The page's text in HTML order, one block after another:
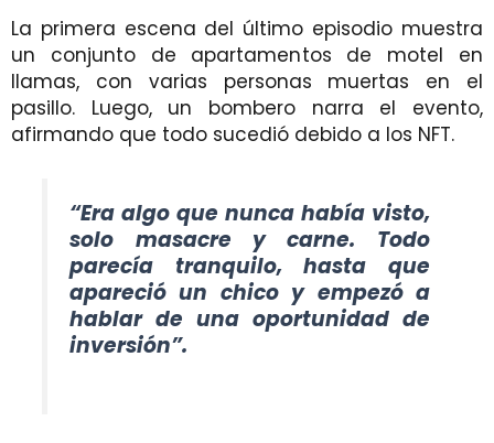
La primera escena del último episodio muestra
un conjunto de apartamentos de motel en
llamas, con varias personas muertas en el
pasillo. Luego, un bombero narra el evento,
afirmando que todo sucedió debido a los NFT.
“Era algo que nunca había visto,
solo masacre y carne. Todo
parecía tranquilo, hasta que
apareció un chico y empezó a
hablar de una oportunidad de
inversión”.